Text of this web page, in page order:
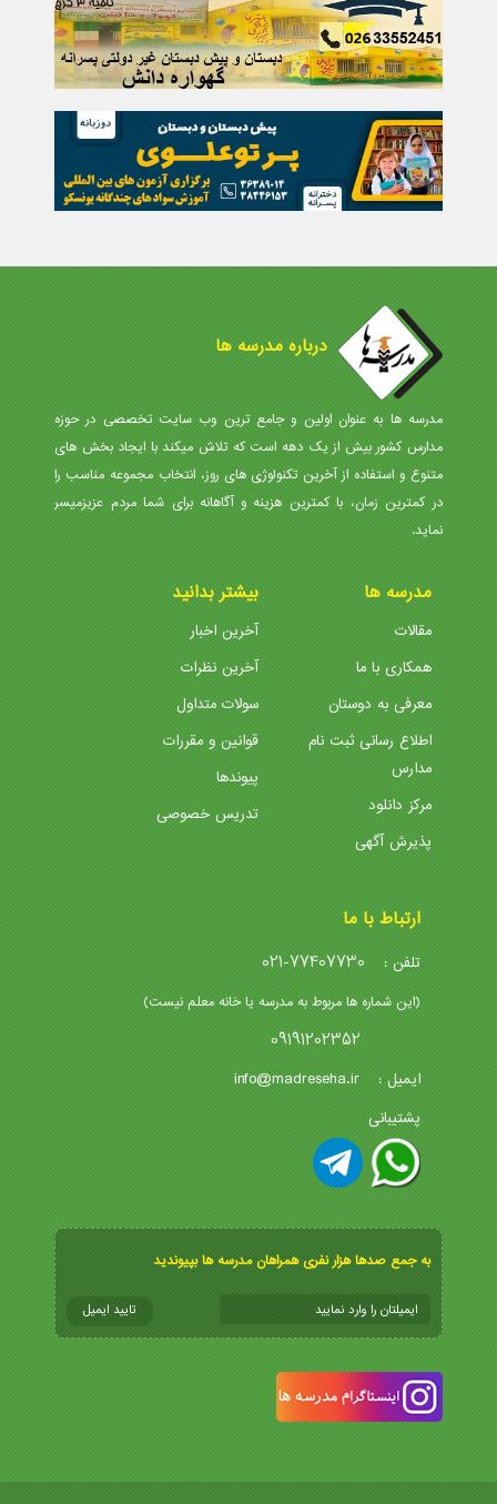
درباره مدرسه ها
مدرسه ها به عنوان اولین و جامع ترین وب سایت تخصصی در حوزه
مدارس کشور بیش از یک دهه است که تلاش میکند با ایجاد بخش های
متنوع و استفاده از آخرین تکنولوژی های روز، انتخاب مجموعه مناسب را
در کمترین زمان، با کمترین هزینه و آگاهانه برای شما مردم عزیزمیسر
نماید.
مدرسه ها
مقالات
همکاری با ما
معرفی به دوستان
اطلاع رسانی ثبت نام
مدارس
مرکز دانلود
پذیرش آگهی
بیشتر بدانید
آخرین اخبار
آخرین نظرات
سولات متداول
قوانین و مقررات
پیوندها
تدریس خصوصی
ارتباط با ما
تلفن : 021-77407730
(این شماره ها مربوط به مدرسه یا خانه معلم نیست)
09191202352
ایمیل : info@madreseha.ir
پشتیبانی
به جمع صدها هزار نفری همراهان مدرسه ها بپیوندید